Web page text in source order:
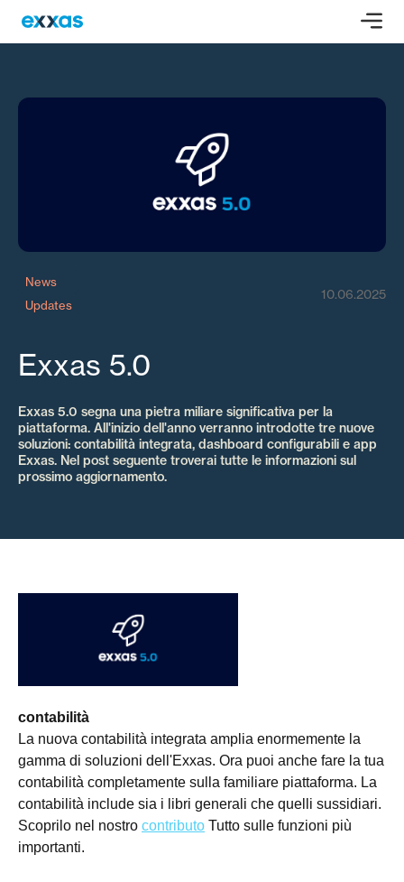
News
Updates
10.06.2025
Exxas 5.0
Exxas 5.0 segna una pietra miliare significativa per la
piattaforma. All'inizio dell'anno verranno introdotte tre nuove
soluzioni: contabilità integrata, dashboard configurabili e app
Exxas. Nel post seguente troverai tutte le informazioni sul
prossimo aggiornamento.
contabilità
La nuova contabilità integrata amplia enormemente la
gamma di soluzioni dell'Exxas. Ora puoi anche fare la tua
contabilità completamente sulla familiare piattaforma. La
contabilità include sia i libri generali che quelli sussidiari.
Scoprilo nel nostro contributo Tutto sulle funzioni più
importanti.